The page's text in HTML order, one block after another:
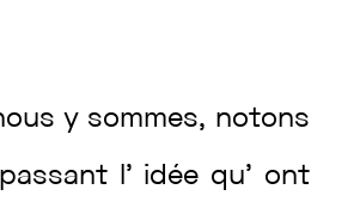
y sommes, notons
passant l’ idée qu’ ont